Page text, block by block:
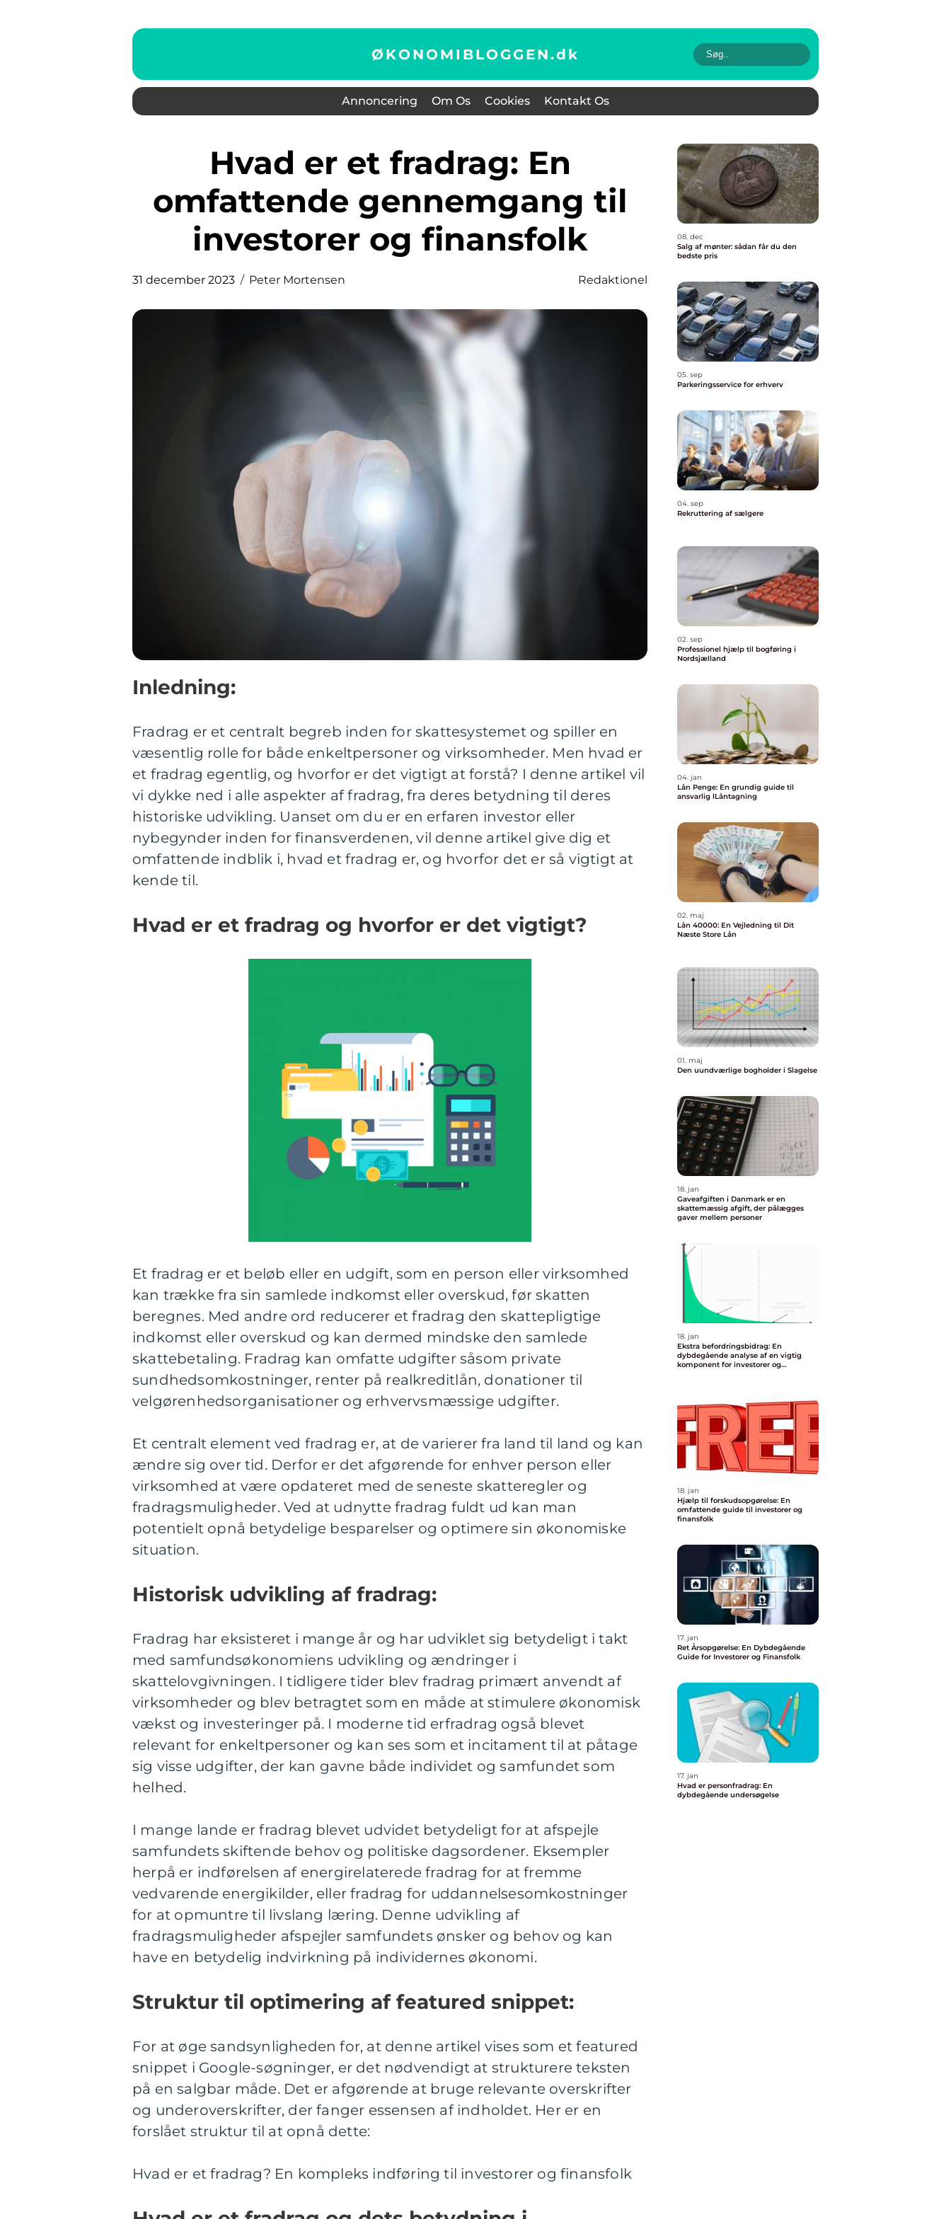
ØKONOMIBLOGGEN.dk
Annoncering Om Os Cookies Kontakt Os
Hvad er et fradrag: En
omfattende gennemgang til
investorer og finansfolk
31 december 2023 Peter Mortensen Redaktionel
Inledning:
Fradrag er et centralt begreb inden for skattesystemet og spiller en
væsentlig rolle for både enkeltpersoner og virksomheder. Men hvad er
et fradrag egentlig, og hvorfor er det vigtigt at forstå? I denne artikel vil
vi dykke ned i alle aspekter af fradrag, fra deres betydning til deres
historiske udvikling. Uanset om du er en erfaren investor eller
nybegynder inden for finansverdenen, vil denne artikel give dig et
omfattende indblik i, hvad et fradrag er, og hvorfor det er så vigtigt at
kende til.
Hvad er et fradrag og hvorfor er det vigtigt?
Et fradrag er et beløb eller en udgift, som en person eller virksomhed
kan trække fra sin samlede indkomst eller overskud, før skatten
beregnes. Med andre ord reducerer et fradrag den skattepligtige
indkomst eller overskud og kan dermed mindske den samlede
skattebetaling. Fradrag kan omfatte udgifter såsom private
sundhedsomkostninger, renter på realkreditlån, donationer til
velgørenhedsorganisationer og erhvervsmæssige udgifter.
Et centralt element ved fradrag er, at de varierer fra land til land og kan
ændre sig over tid. Derfor er det afgørende for enhver person eller
virksomhed at være opdateret med de seneste skatteregler og
fradragsmuligheder. Ved at udnytte fradrag fuldt ud kan man
potentielt opnå betydelige besparelser og optimere sin økonomiske
situation.
Historisk udvikling af fradrag:
Fradrag har eksisteret i mange år og har udviklet sig betydeligt i takt
med samfundsøkonomiens udvikling og ændringer i
skattelovgivningen. I tidligere tider blev fradrag primært anvendt af
virksomheder og blev betragtet som en måde at stimulere økonomisk
vækst og investeringer på. I moderne tid erfradrag også blevet
relevant for enkeltpersoner og kan ses som et incitament til at påtage
sig visse udgifter, der kan gavne både individet og samfundet som
helhed.
I mange lande er fradrag blevet udvidet betydeligt for at afspejle
samfundets skiftende behov og politiske dagsordener. Eksempler
herpå er indførelsen af energirelaterede fradrag for at fremme
vedvarende energikilder, eller fradrag for uddannelsesomkostninger
for at opmuntre til livslang læring. Denne udvikling af
fradragsmuligheder afspejler samfundets ønsker og behov og kan
have en betydelig indvirkning på individernes økonomi.
Struktur til optimering af featured snippet:
For at øge sandsynligheden for, at denne artikel vises som et featured
snippet i Google-søgninger, er det nødvendigt at strukturere teksten
på en salgbar måde. Det er afgørende at bruge relevante overskrifter
og underoverskrifter, der fanger essensen af indholdet. Her er en
forslået struktur til at opnå dette:
Hvad er et fradrag? En kompleks indføring til investorer og finansfolk
08. dec
Salg af mønter: sådan får du den
bedste pris
05. sep
Parkeringsservice for erhverv
04. sep
Rekruttering af sælgere
02. sep
Professionel hjælp til bogføring i
Nordsjælland
04. jan
Lån Penge: En grundig guide til
ansvarlig lLåntagning
02. maj
Lån 40000: En Vejledning til Dit
Næste Store Lån
01. maj
Den uundværlige bogholder i Slagelse
18. jan
Gaveafgiften i Danmark er en
skattemæssig afgift, der pålægges
gaver mellem personer
18. jan
Ekstra befordringsbidrag: En
dybdegående analyse af en vigtig
komponent for investorer og
18. jan
Hjælp til forskudsopgørelse: En
omfattende guide til investorer og
finansfolk
17. jan
Ret Årsopgørelse: En Dybdegående
Guide for Investorer og Finansfolk
17. jan
Hvad er personfradrag: En
dybdegående undersøgelse